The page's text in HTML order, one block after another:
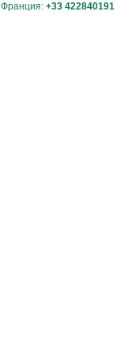
Франция: +33 422840191